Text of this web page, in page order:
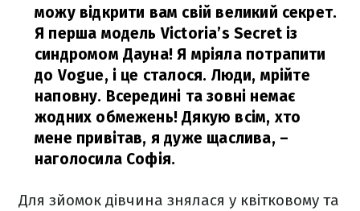
можу відкрити вам свій великий секрет.
Я перша модель Victoria’s Secret із
синдромом Дауна! Я мріяла потрапити
до Vogue, і це сталося. Люди, мрійте
наповну. Всередині та зовні немає
жодних обмежень! Дякую всім, хто
мене привітав, я дуже щаслива, –
наголосила Софія.
Для зйомок дівчина знялася у квітковому та